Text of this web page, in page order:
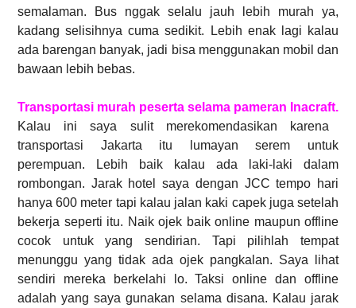
semalaman. Bus nggak selalu jauh lebih murah ya,
kadang selisihnya cuma sedikit. Lebih enak lagi kalau
ada barengan banyak, jadi bisa menggunakan mobil dan
bawaan lebih bebas.
Transportasi murah peserta selama pameran Inacraft.
Kalau ini saya sulit merekomendasikan karena
transportasi Jakarta itu lumayan serem untuk
perempuan. Lebih baik kalau ada laki-laki dalam
rombongan. Jarak hotel saya dengan JCC tempo hari
hanya 600 meter tapi kalau jalan kaki capek juga setelah
bekerja seperti itu. Naik ojek baik online maupun offline
cocok untuk yang sendirian. Tapi pilihlah tempat
menunggu yang tidak ada ojek pangkalan. Saya lihat
sendiri mereka berkelahi lo. Taksi online dan offline
adalah yang saya gunakan selama disana. Kalau jarak